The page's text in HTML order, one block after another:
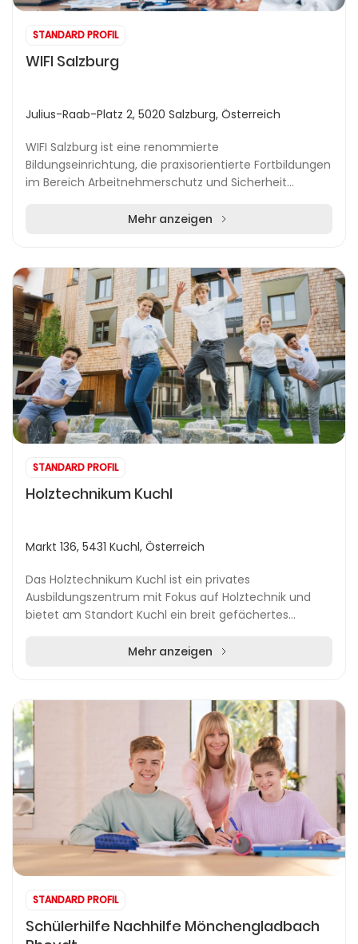
STANDARD PROFIL
WIFI Salzburg
Julius-Raab-Platz 2, 5020 Salzburg, Österreich
WIFI Salzburg ist eine renommierte
Bildungseinrichtung, die praxisorientierte Fortbildungen
im Bereich Arbeitnehmerschutz und Sicherheit
Mehr anzeigen
STANDARD PROFIL
Holztechnikum Kuchl
Markt 136, 5431 Kuchl, Österreich
Das Holztechnikum Kuchl ist ein privates
Ausbildungszentrum mit Fokus auf Holztechnik und
bietet am Standort Kuchl ein breit gefächertes
Technische Lehra...Mehr anzeigen
STANDARD PROFIL
Schülerhilfe Nachhilfe Mönchengladbach